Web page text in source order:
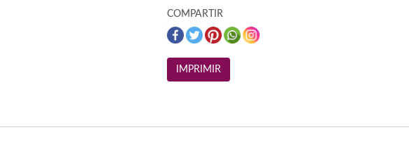
COMPARTIR